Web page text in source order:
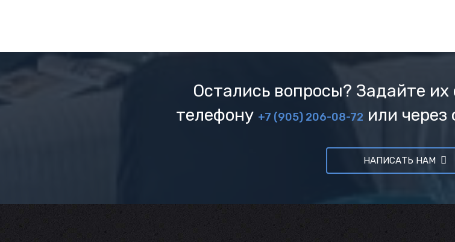
Остались вопросы? Задайте их
телефону +7 (905) 206-08-72 или через
НАПИСАТЬ НАМ